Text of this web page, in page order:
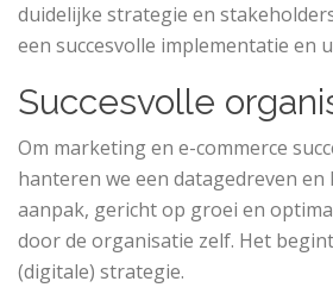
duidelijke strategie en
een succesvolle implementatie en
Succesvolle
Om marketing en e-commerce
hanteren we een datagedreven
aanpak, gericht op groei en
door de organisatie zelf. Het
(digitale) strategie.